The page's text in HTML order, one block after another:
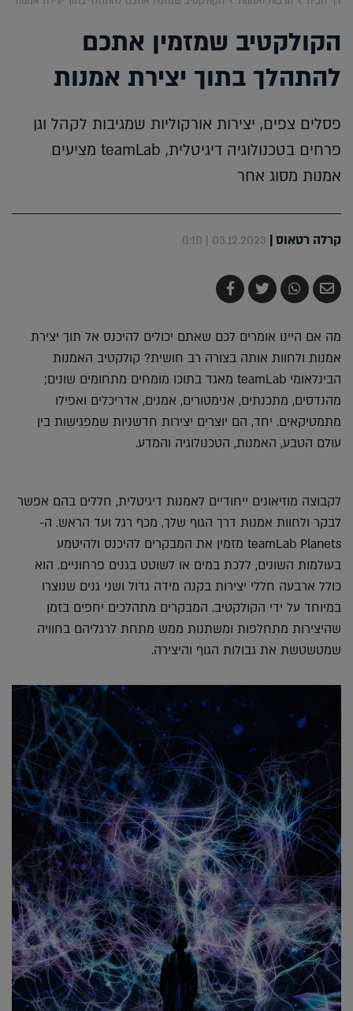
הקולקטיב שמזמין אתכם
להתהלך בתוך יצירת אמנות
פסלים צפים, יצירות אורקוליות שמגיבות לקהל וגן
פרחים בטכנולוגיה דיגיטלית, teamLab מציעים
אמנות מסוג אחר
קרלה רטאוס|
03.12.2023 | 0:10
שלח
בדואר
שתף
ב-
צייץ
ב-
שתף
ב-
מה אם היינו אומרים לכם שאתם יכולים להיכנס אל תוך יצירת
אמנות ולחוות אותה בצורה רב חושית? קולקטיב האמנות
הבינלאומי teamLab מאגד בתוכו מומחים מתחומים שונים;
מהנדסים, מתכנתים, אנימטורים, אמנים, אדריכלים ואפילו
מתמטיקאים. יחד, הם יוצרים יצירות חדשניות שמפגישות בין
עולם הטבע, האמנות, הטכנולוגיה והמדע.
לקבוצה מוזיאונים ייחודיים לאמנות דיגיטלית, חללים בהם אפשר
לבקר ולחוות אמנות דרך הגוף שלך, מכף רגל ועד הראש. ה-
teamLab Planets מזמין את המבקרים להיכנס ולהיטמע
בעולמות השונים, ללכת במים או לשוטט בגנים פרחוניים. הוא
כולל ארבעה חללי יצירות בקנה מידה גדול ושני גנים שנוצרו
במיוחד על ידי הקולקטיב. המבקרים מתהלכים יחפים בזמן
שהיצירות מתחלפות ומשתנות ממש מתחת לרגליהם בחוויה
שמטשטשת את גבולות הגוף והיצירה.